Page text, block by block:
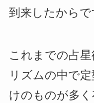
到来したからで
これまでの占
リズムの中で
けのものが多く